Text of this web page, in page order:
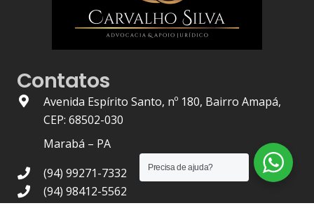
Contatos
Avenida Espírito Santo, nº 180, Bairro Amapá,
CEP: 68502-030
Marabá – PA
(94) 99271-7332
(94) 98412-5562
Precisa de ajuda?